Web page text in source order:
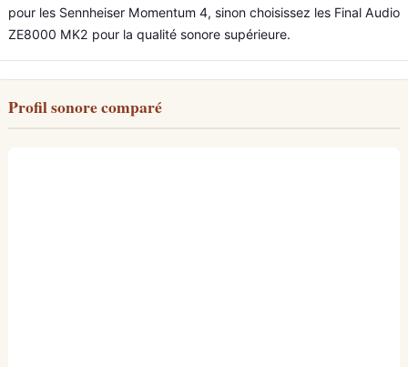
pour les Sennheiser Momentum 4, sinon choisissez les Final Audio
ZE8000 MK2 pour la qualité sonore supérieure.
Profil sonore comparé